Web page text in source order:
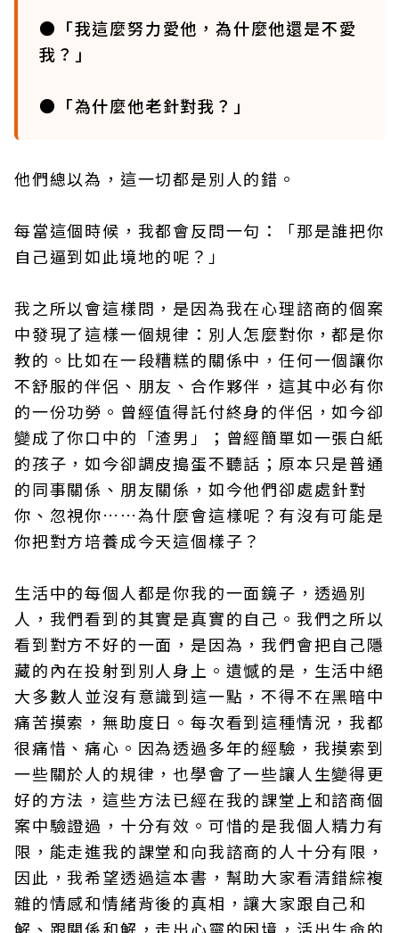
●「我這麼努力愛他，為什麼他還是不愛
我？」
●「為什麼他老針對我？」
他們總以為，這一切都是別人的錯。
每當這個時候，我都會反問一句：「那是誰把你
自己逼到如此境地的呢？」
我之所以會這樣問，是因為我在心理諮商的個案
中發現了這樣一個規律：別人怎麼對你，都是你
教的。比如在一段糟糕的關係中，任何一個讓你
不舒服的伴侶、朋友、合作夥伴，這其中必有你
的一份功勞。曾經值得託付終身的伴侶，如今卻
變成了你口中的「渣男」；曾經簡單如一張白紙
的孩子，如今卻調皮搗蛋不聽話；原本只是普通
的同事關係、朋友關係，如今他們卻處處針對
你、忽視你……為什麼會這樣呢？有沒有可能是
你把對方培養成今天這個樣子？
生活中的每個人都是你我的一面鏡子，透過別
人，我們看到的其實是真實的自己。我們之所以
看到對方不好的一面，是因為，我們會把自己隱
藏的內在投射到別人身上。遺憾的是，生活中絕
大多數人並沒有意識到這一點，不得不在黑暗中
痛苦摸索，無助度日。每次看到這種情況，我都
很痛惜、痛心。因為透過多年的經驗，我摸索到
一些關於人的規律，也學會了一些讓人生變得更
好的方法，這些方法已經在我的課堂上和諮商個
案中驗證過，十分有效。可惜的是我個人精力有
限，能走進我的課堂和向我諮商的人十分有限，
因此，我希望透過這本書，幫助大家看清錯綜複
雜的情感和情緒背後的真相，讓大家跟自己和